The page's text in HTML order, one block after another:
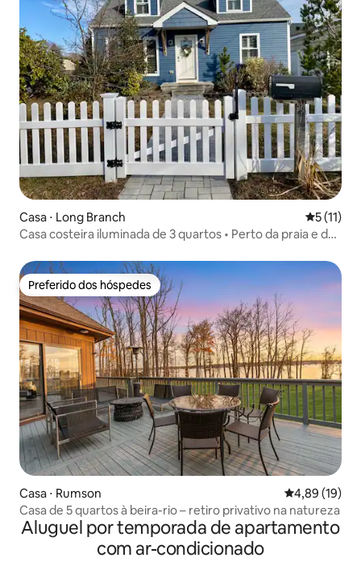
Casa ⋅ Long Branch 5 de uma
5 (11)
Casa costeira iluminada de 3 quartos • Perto da praia e do
Preferido dos hóspedes
Preferido dos hóspedes
Casa ⋅ Rumson 4,89 de uma
4,89 (19)
Casa de 5 quartos à beira-rio – retiro privativo na natureza
Aluguel por temporada de apartamento
com ar-condicionado